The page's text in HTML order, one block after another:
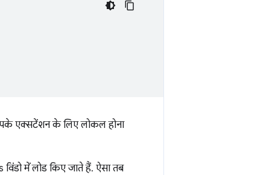
एक्सटेंशन के लिए लोकल होना
में लोड किए जाते हैं. ऐसा तब